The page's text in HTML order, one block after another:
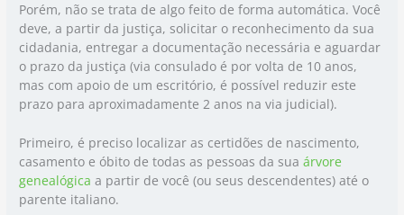
Porém, não se trata de algo feito de forma automática. Você
deve, a partir da justiça, solicitar o reconhecimento da sua
cidadania, entregar a documentação necessária e aguardar
o prazo da justiça (via consulado é por volta de 10 anos,
mas com apoio de um escritório, é possível reduzir este
prazo para aproximadamente 2 anos na via judicial).
Primeiro, é preciso localizar as certidões de nascimento,
casamento e óbito de todas as pessoas da suaárvore
genealógica a partir de você (ou seus descendentes) até o
parente italiano.